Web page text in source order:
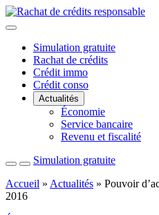
Fermer
menu
Simulation gratuite
Rachat de crédits
Crédit immo
Crédit conso
Actualités
Économie
Service bancaire
Revenu et fiscalité
Recherche
Menu
Simulation gratuite
Accueil » Actualités » Pouvoir
2016